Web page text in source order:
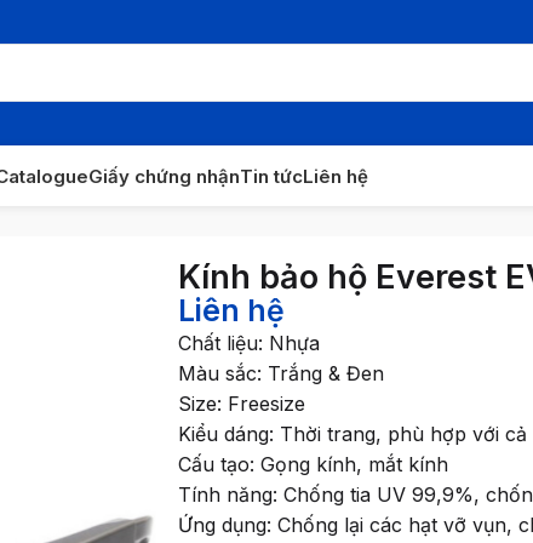
Giấy chứng nhậnTin tứcLiên hệ
EV105B đen
Kính bảo hộ Everest
Liên hệ
Chất liệu: Nhựa
Màu sắc: Trắng & Đen
Size: Freesize
Kiểu dáng: Thời trang, phù hợp với
Cấu tạo: Gọng kính, mắt kính
Tính năng: Chống tia UV 99,9%,
Ứng dụng: Chống lại các hạt vỡ vụn,